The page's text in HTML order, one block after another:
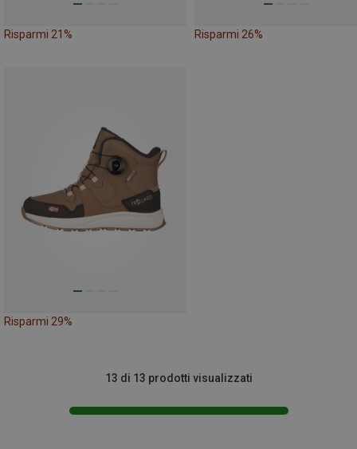
Risparmi 21% Risparmi 26%
Risparmi 29%
13 di 13 prodotti visualizzati